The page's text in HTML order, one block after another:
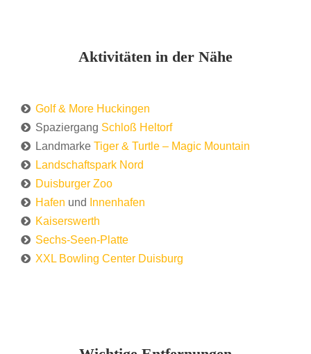
Aktivitäten in der Nähe
Golf & More Huckingen
Spaziergang Schloß Heltorf
Landmarke Tiger & Turtle – Magic Mountain
Landschaftspark Nord
Duisburger Zoo
Hafen und
Innenhafen
Kaiserswerth
Sechs-Seen-Platte
XXL Bowling Center Duisburg